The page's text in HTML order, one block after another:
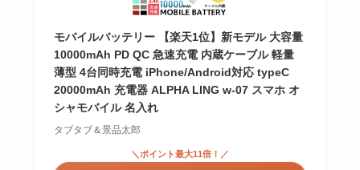
モバイルバッテリー 【楽天1位】新モデル 大容量
10000mAh PD QC 急速充電 内蔵ケーブル 軽量
薄型 4台同時充電 iPhone/Android対応 typeC
20000mAh 充電器 ALPHA LING w-07 スマホ オ
シャモバイル 名入れ
タブタブ＆景品太郎
＼ポイント最大11倍！／